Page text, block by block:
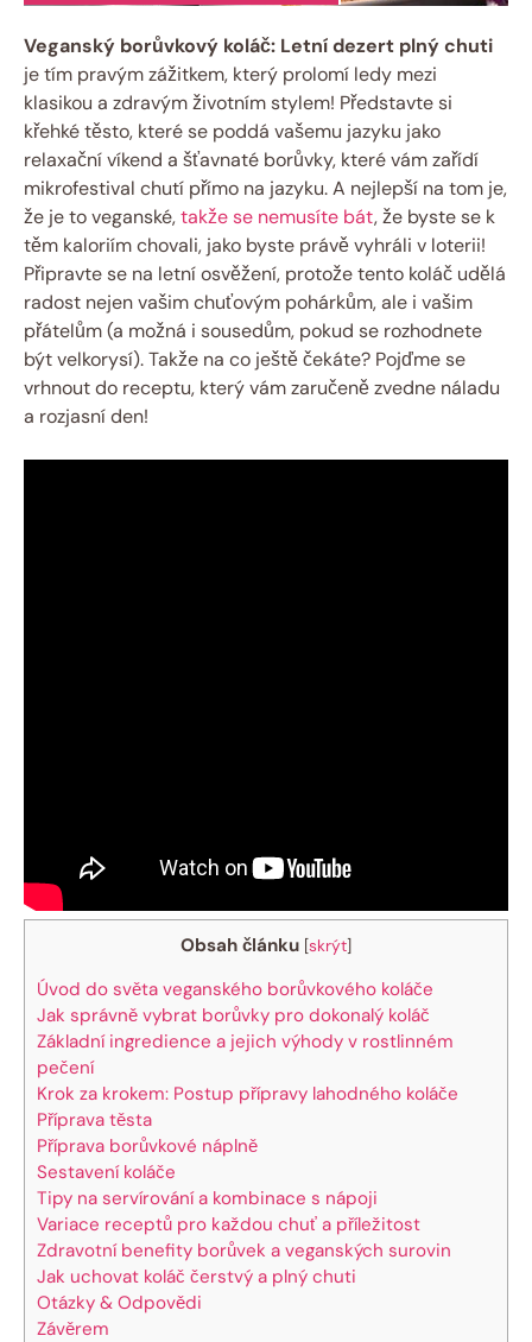
Veganský borůvkový koláč: Letní dezert plný chuti
je tím pravým zážitkem, který prolomí ledy mezi
klasikou a zdravým životním stylem! Představte si
křehké těsto, které se poddá vašemu jazyku jako
relaxační víkend a šťavnaté borůvky, které vám zařídí
mikrofestival chutí přímo na jazyku. A nejlepší na tom je,
že je to veganské,takže se nemusíte bát, že byste se k
těm kaloriím chovali, jako byste právě vyhráli v loterii!
Připravte se na letní osvěžení, protože tento koláč udělá
radost nejen vašim chuťovým pohárkům, ale i vašim
přátelům (a možná i sousedům, pokud se rozhodnete
být velkorysí). Takže na co ještě čekáte? Pojďme se
vrhnout do receptu, který vám zaručeně zvedne náladu
a rozjasní den!
Obsah článku [skrýt]
Úvod do světa veganského borůvkového koláče
Jak správně vybrat borůvky pro dokonalý koláč
Základní ingredience a jejich výhody v rostlinném
pečení
Krok za krokem: Postup přípravy lahodného koláče
Příprava těsta
Příprava borůvkové náplně
Sestavení koláče
Tipy na servírování a kombinace s nápoji
Variace receptů pro každou chuť a příležitost
Zdravotní benefity borůvek a veganských surovin
Jak uchovat koláč čerstvý a plný chuti
Otázky & Odpovědi
Závěrem